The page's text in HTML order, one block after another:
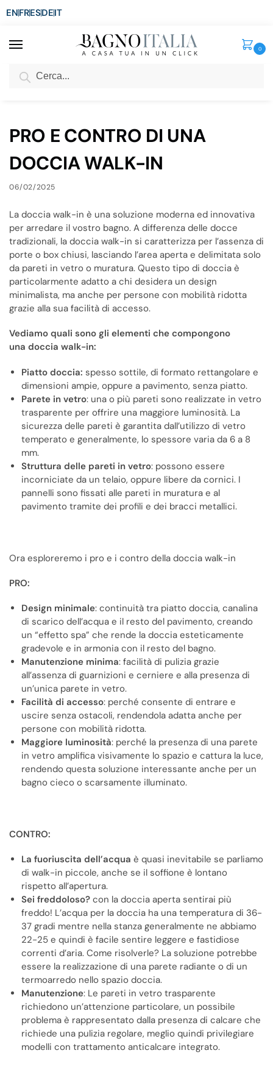
ENFRESDEIT
0
SCONTO del 3%
PRO E CONTRO DI UNA
DOCCIA WALK-IN
06/02/2025
La doccia walk-in è una soluzione moderna ed innovativa
per arredare il vostro bagno. A differenza delle docce
tradizionali, la doccia walk-in si caratterizza per l’assenza di
porte o box chiusi, lasciando l’area aperta e delimitata solo
da pareti in vetro o muratura. Questo tipo di doccia è
particolarmente adatto a chi desidera un design
minimalista, ma anche per persone con mobilità ridotta
grazie alla sua facilità di accesso.
Vediamo quali sono gli elementi che compongono
una doccia walk-in:
Piatto doccia: spesso sottile, di formato rettangolare e
dimensioni ampie, oppure a pavimento, senza piatto.
Parete in vetro: una o più pareti sono realizzate in vetro
trasparente per offrire una maggiore luminosità. La
sicurezza delle pareti è garantita dall’utilizzo di vetro
temperato e generalmente, lo spessore varia da 6 a 8
mm.
Struttura delle pareti in vetro: possono essere
incorniciate da un telaio, oppure libere da cornici. I
pannelli sono fissati alle pareti in muratura e al
pavimento tramite dei profili e dei bracci metallici.
Ora esploreremo i pro e i contro della doccia walk-in
PRO:
Design minimale: continuità tra piatto doccia, canalina
di scarico dell’acqua e il resto del pavimento, creando
un “effetto spa” che rende la doccia esteticamente
gradevole e in armonia con il resto del bagno.
Manutenzione minima: facilità di pulizia grazie
all’assenza di guarnizioni e cerniere e alla presenza di
un’unica parete in vetro.
Facilità di accesso: perché consente di entrare e
uscire senza ostacoli, rendendola adatta anche per
persone con mobilità ridotta.
Maggiore luminosità: perché la presenza di una parete
in vetro amplifica visivamente lo spazio e cattura la luce,
rendendo questa soluzione interessante anche per un
bagno cieco o scarsamente illuminato.
CONTRO:
La fuoriuscita dell’acqua è quasi inevitabile se parliamo
di walk-in piccole, anche se il soffione è lontano
rispetto all’apertura.
Sei freddoloso? con la doccia aperta sentirai più
freddo! L’acqua per la doccia ha una temperatura di 36-
37 gradi mentre nella stanza generalmente ne abbiamo
22-25 e quindi è facile sentire leggere e fastidiose
correnti d’aria. Come risolverle? La soluzione potrebbe
essere la realizzazione di una parete radiante o di un
termoarredo nello spazio doccia.
Manutenzione: Le pareti in vetro trasparente
richiedono un’attenzione particolare, un possibile
problema è rappresentato dalla presenza di calcare che
richiede una pulizia regolare, meglio quindi privilegiare
modelli con trattamento anticalcare integrato.